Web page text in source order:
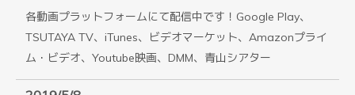
各動画プラットフォームにて配信中です！Google Play、
TSUTAYA TV、iTunes、ビデオマーケット、Amazonプライ
ム・ビデオ、Youtube映画、DMM、青山シアター